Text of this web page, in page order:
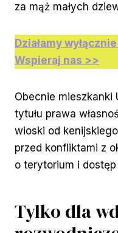
za mąż małych
Działamy
Wspieraj nas >>
Obecnie mieszkanki
tytułu prawa
wioski od
przed konfliktami z
o terytorium i
Tylko dla